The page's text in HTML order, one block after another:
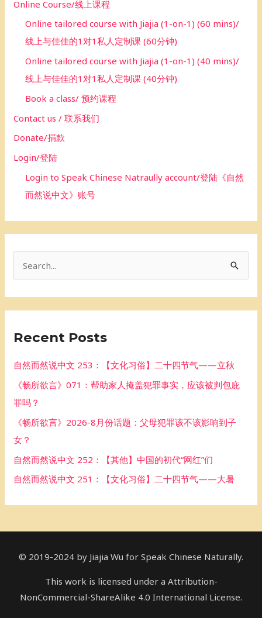
Online Course/线上课程
Online tailored course with Jiajia (1-on-1) (60 mins)/
线上与佳佳的1对1私人定制课 (60分钟)
Online tailored course with Jiajia (1-on-1) (40 mins)/
线上与佳佳的1对1私人定制课 (40分钟)
Book a class/ 预约课程
Contact us / 联系我们
Donate/捐款
Login/登陆
Login to Speak Chinese Natraully account/登陆《自然
而然说中文》账号
c
f
r
Recent Posts
自然而然说中文 253：【文化习俗】二十四节气——立秋
《畅所欲言》071：帮助家人掩盖犯罪事实，应该被判包庇
罪吗？
《畅所欲言》2026-8月份话题：父母犯罪该不该影响到子
女？
自然而然说中文 252：【其他】中国的初代“网红”们
自然而然说中文 251：【文化习俗】二十四节气——大暑
© 2019-2024 by Jiajia Wu for Speak Chinese Naturally.
This work is licensed under a Attribution-
NonCommercial-ShareAlike 4.0 International License.